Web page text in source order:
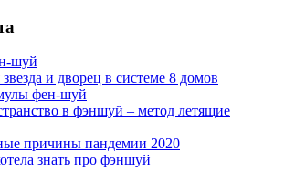
шуй
и дворец в системе 8 домов
фен-шуй
в фэншуй – метод летящие
причины пандемии 2020
знать про фэншуй